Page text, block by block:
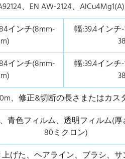
1.75" 12インチ x 24インチ
1.75"
1.75" 12インチ x 36インチ
1.75"
1.75" 36インチ×36インチ
1.75" 48インチ x 96インチ
1.75" 60インチ x 120インチ
、EN AW-2124、
インチ(8mm-
幅:39.4インチ
インチ(8mm-
幅:39.4インチ
、修正&切断の長さまたはカス
青色フィルム、透明フィルム(厚
80ミクロン)
げた、ヘアライン、ブラシ、サ